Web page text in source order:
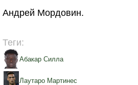
Андрей Мордовин.
Теги:
Абакар Силла
Лаутаро Мартинес